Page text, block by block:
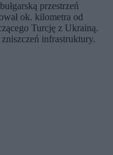
przestrzeń
ok. kilometra od
Turcję z Ukrainą.
infrastruktury.